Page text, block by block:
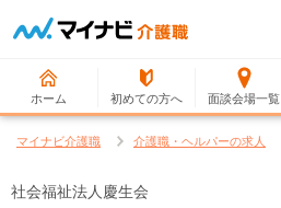
ホーム 初めての方へ 面談会場一覧
マイナビ介護職 介護職・ヘルパーの求人
社会福祉法人慶生会